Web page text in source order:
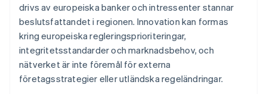
drivs av europeiska banker och intressenter stannar
beslutsfattandet i regionen. Innovation kan formas
kring europeiska regleringsprioriteringar,
integritetsstandarder och marknadsbehov, och
nätverket är inte föremål för externa
företagsstrategier eller utländska regeländringar.